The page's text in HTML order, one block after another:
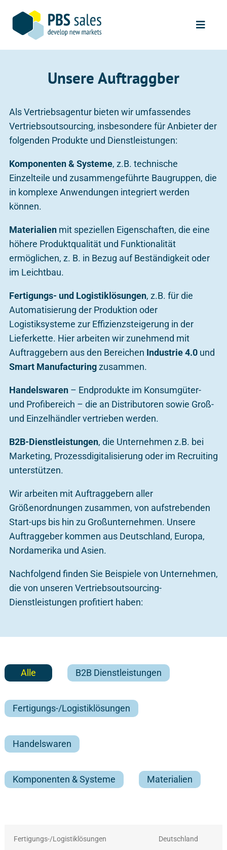
content
Toggle
VERTRIEBSLÖSUNGEN
UNSER PROZESS
KONTAKT
Unsere Auftraggber
Als Vertriebsagentur bieten wir umfassendes
Vertriebsoutsourcing, insbesondere für Anbieter der
folgenden Produkte und Dienstleistungen:
Komponenten & Systeme, z.B. technische
Einzelteile und zusammengeführte Baugruppen, die
in komplexe Anwendungen integriert werden
können.
Materialien mit speziellen Eigenschaften, die eine
höhere Produktqualität und Funktionalität
ermöglichen, z. B. in Bezug auf Beständigkeit oder
im Leichtbau.
Fertigungs- und Logistiklösungen, z.B. für die
Automatisierung der Produktion oder
Logistiksysteme zur Effizienzsteigerung in der
Lieferkette. Hier arbeiten wir zunehmend mit
Auftraggebern aus den Bereichen Industrie 4.0 und
Smart Manufacturingzusammen.
Handelswaren – Endprodukte im Konsumgüter-
und Profibereich – die an Distributoren sowie Groß-
und Einzelhändler vertrieben werden.
B2B-Dienstleistungen, die Unternehmen z.B. bei
Marketing, Prozessdigitalisierung oder im Recruiting
unterstützen.
Wir arbeiten mit Auftraggebern aller
Größenordnungen zusammen, von aufstrebenden
Start-ups bis hin zu Großunternehmen. Unsere
Auftraggeber kommen aus Deutschland, Europa,
Nordamerika und Asien.
Nachfolgend finden Sie Beispiele von Unternehmen,
die von unseren Vertriebsoutsourcing-
Dienstleistungen profitiert haben:
Alle B2B Dienstleistungen
Fertigungs-/Logistiklösungen
Handelswaren
Komponenten & Systeme Materialien
Fertigungs-/Logistiklösungen Deutschland